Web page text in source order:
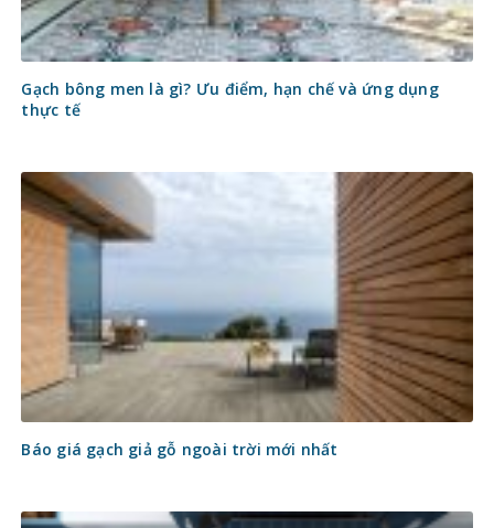
Gạch bông men là gì? Ưu điểm, hạn chế và ứng dụng
thực tế
Báo giá gạch giả gỗ ngoài trời mới nhất